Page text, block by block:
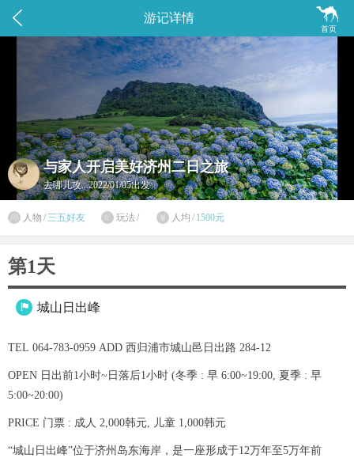
 
首页
游记详情
与家人开启美好济州二日之旅
去哪儿攻...2022/01/05出发
 人物 / 三五好友  玩法 /  人均 / 1500元
第1天
 城山日出峰
TEL 064-783-0959 ADD 西归浦市城山邑日出路 284-12
OPEN 日出前1小时~日落后1小时 (冬季 : 早 6:00~19:00, 夏季 : 早
5:00~20:00)
PRICE 门票 : 成人 2,000韩元, 儿童 1,000韩元
“城山日出峰”位于济州岛东海岸，是一座形成于12万年至5万年前